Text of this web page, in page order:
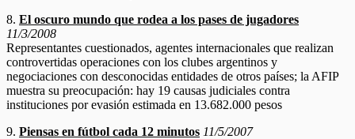
8. El oscuro mundo que rodea a los pases de jugadores
11/3/2008
Representantes cuestionados, agentes internacionales que realizan
controvertidas operaciones con los clubes argentinos y
negociaciones con desconocidas entidades de otros países; la AFIP
muestra su preocupación: hay 19 causas judiciales contra
instituciones por evasión estimada en 13.682.000 pesos
9. Piensas en fútbol cada 12 minutos 11/5/2007